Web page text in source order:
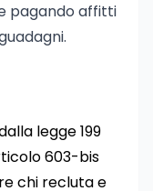
pagando affitti
legge 199
603-bis
chi recluta e